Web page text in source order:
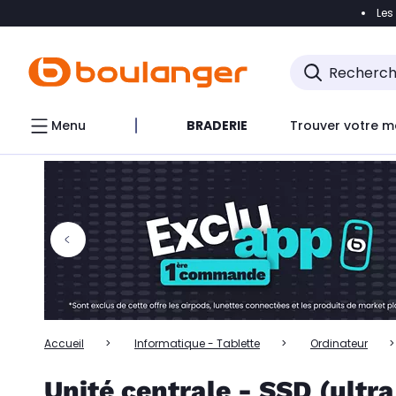
Accéder
Accéder directement au chatbot
Menu BRADERIE Trouver votre
Accueil Informatique - Tablette Ordinateur